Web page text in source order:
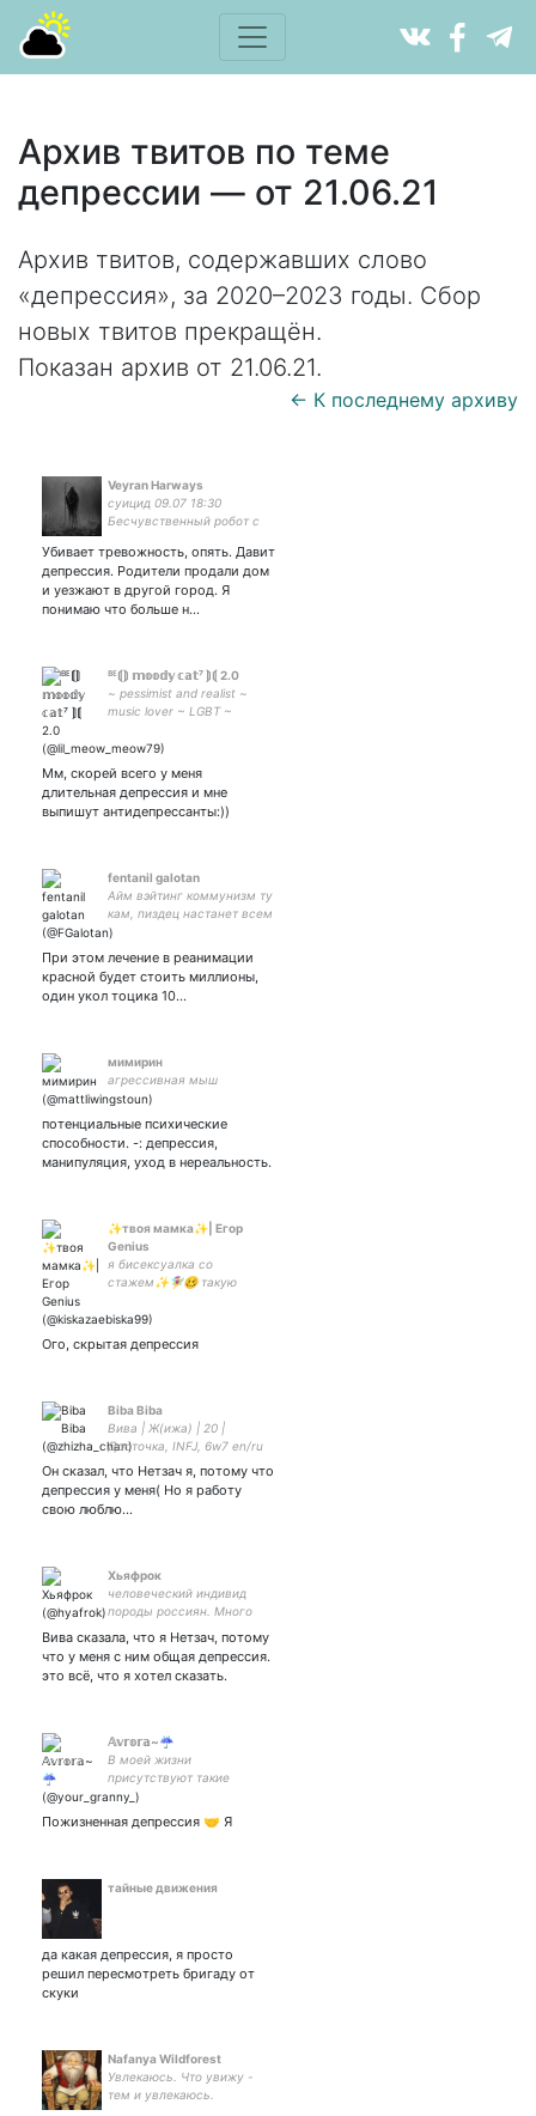
Архив твитов по теме
депрессии — от 21.06.21
Архив твитов, содержавших слово
«депрессия», за 2020–2023 годы. Сбор
новых твитов прекращён.
Показан архив от 21.06.21.
← К последнему архиву
Veyran Harways
суицид 09.07 18:30
Бесчувственный робот с
суицидальным
поведением и
алкоголизмом. доброе
пожаловать😑 #взаимно
Убивает тревожность, опять. Давит
депрессия. Родители продали дом
и уезжают в другой город. Я
понимаю что больше н…
ᴮᴱ⟬⟭ 𝕞𝕠𝕠𝕕𝕪 𝕔𝕒𝕥⁷ ⟭⟬ 2.0
~ pessimist and realist ~
music lover ~ LGBT ~
♥️~ description of my life in
Мм, скорей всего у меня
длительная депрессия и мне
выпишут антидепрессанты:))
fentanil galotan
Айм вэйтинг коммунизм ту
кам, пиздец настанет всем
врагам.
При этом лечение в реанимации
красной будет стоить миллионы,
один укол тоцика 10…
мимирин
агрессивная мыш
потенциальные психические
способности. -: депрессия,
манипуляция, уход в нереальность.
✨твоя мамка✨| Егор
Genius
я бисексуалка со
стажем✨🧚‍♀️🥴 такую
Українська бімба
Ого, скрытая депрессия
Biba Biba
Вива | Ж(ижа) | 20 |
Досточка, INFJ, 6w7 en/ru
Грустная жижная лужица.
Болтает об играх, молится
на чай, влазит в дурацкие
флешмобы.
Он сказал, что Нетзач я, потому что
депрессия у меня( Но я работу
свою люблю...
Хьяфрок
человеческий индивид
породы россиян. Много
люблю. || istp 5w4
Вива сказала, что я Нетзач, потому
что у меня с ним общая депрессия.
это всё, что я хотел сказать.
𝔸𝕧𝕣𝕠𝕣𝕒~☔
В моей жизни
присутствуют такие
увлечения как : аниме , к-
дорамы , манги/манхвы/
Пожизненная депрессия 🤝 Я
тайные движения
да какая депрессия, я просто
решил пересмотреть бригаду от
скуки
Nafanya Wildforest
Увлекаюсь. Что увижу -
тем и увлекаюсь.